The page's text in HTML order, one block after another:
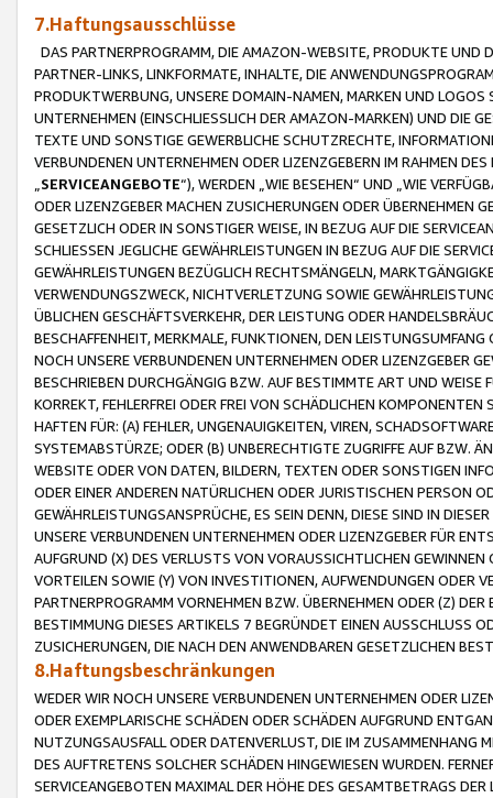
7.Haftungsausschlüsse
DAS PARTNERPROGRAMM, DIE AMAZON-WEBSITE, PRODUKTE UND
PARTNER-LINKS, LINKFORMATE, INHALTE, DIE
PRODUKTWERBUNG, UNSERE DOMAIN-NAMEN, MARKEN UND
UNTERNEHMEN (EINSCHLIESSLICH DER AMAZON-MARKEN) UND DIE
TEXTE UND SONSTIGE GEWERBLICHE SCHUTZRECHTE,
VERBUNDENEN UNTERNEHMEN ODER LIZENZGEBERN IM RAHMEN
SERVICEANGEBOTE“), WERDEN „WIE BESEHEN“ UND „WIE
ODER LIZENZGEBER MACHEN ZUSICHERUNGEN ODER ÜBERNEHMEN
GESETZLICH ODER IN SONSTIGER WEISE, IN BEZUG AUF DIE
SCHLIESSEN JEGLICHE GEWÄHRLEISTUNGEN IN BEZUG AUF DIE
GEWÄHRLEISTUNGEN BEZÜGLICH RECHTSMÄNGELN,
VERWENDUNGSZWECK, NICHTVERLETZUNG SOWIE
ÜBLICHEN GESCHÄFTSVERKEHR, DER LEISTUNG ODER
BESCHAFFENHEIT, MERKMALE, FUNKTIONEN, DEN
NOCH UNSERE VERBUNDENEN UNTERNEHMEN ODER LIZENZGEBER
BESCHRIEBEN DURCHGÄNGIG BZW. AUF BESTIMMTE ART UND
KORREKT, FEHLERFREI ODER FREI VON SCHÄDLICHEN
HAFTEN FÜR: (A) FEHLER, UNGENAUIGKEITEN, VIREN,
SYSTEMABSTÜRZE; ODER (B) UNBERECHTIGTE ZUGRIFFE AUF BZW.
WEBSITE ODER VON DATEN, BILDERN, TEXTEN ODER SONSTIGEN
ODER EINER ANDEREN NATÜRLICHEN ODER JURISTISCHEN PERSON
GEWÄHRLEISTUNGSANSPRÜCHE, ES SEIN DENN, DIESE SIND IN
UNSERE VERBUNDENEN UNTERNEHMEN ODER LIZENZGEBER FÜR
AUFGRUND (X) DES VERLUSTS VON VORAUSSICHTLICHEN
VORTEILEN SOWIE (Y) VON INVESTITIONEN, AUFWENDUNGEN ODER
PARTNERPROGRAMM VORNEHMEN BZW. ÜBERNEHMEN ODER (Z)
BESTIMMUNG DIESES ARTIKELS 7 BEGRÜNDET EINEN AUSSCHLUSS
ZUSICHERUNGEN, DIE NACH DEN ANWENDBAREN GESETZLICHEN
8.Haftungsbeschränkungen
WEDER WIR NOCH UNSERE VERBUNDENEN UNTERNEHMEN ODER
ODER EXEMPLARISCHE SCHÄDEN ODER SCHÄDEN AUFGRUND
NUTZUNGSAUSFALL ODER DATENVERLUST, DIE IM ZUSAMMENHANG
DES AUFTRETENS SOLCHER SCHÄDEN HINGEWIESEN WURDEN.
SERVICEANGEBOTEN MAXIMAL DER HÖHE DES GESAMTBETRAGS